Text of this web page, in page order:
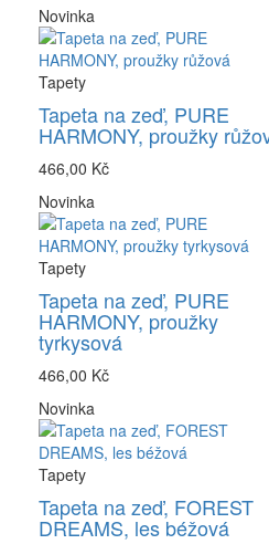
Novinka
Tapety
Tapeta na zeď, PURE
HARMONY, proužky
466,00 Kč
Novinka
Tapety
Tapeta na zeď, PURE
HARMONY, proužky
tyrkysová
466,00 Kč
Novinka
Tapety
Tapeta na zeď, FOREST
DREAMS, les béžová